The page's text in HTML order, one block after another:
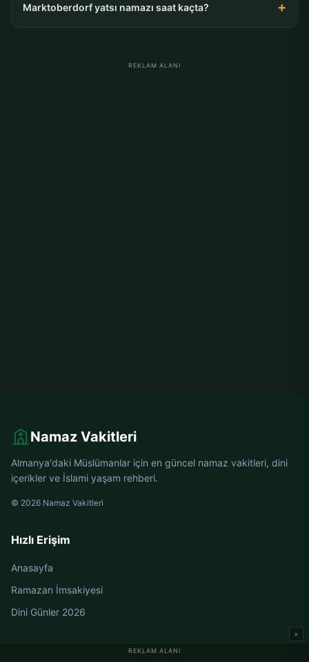
Marktoberdorf yatsı namazı saat kaçta?
REKLAM ALANI
REKLAM ALANI
×
Namaz Vakitleri
Almanya'daki Müslümanlar için en güncel namaz vakitleri, dini
içerikler ve İslami yaşam rehberi.
© 2026 Namaz Vakitleri
Hızlı Erişim
Anasayfa
Ramazan İmsakiyesi
Dini Günler 2026
Almanya Namaz Vakitleri